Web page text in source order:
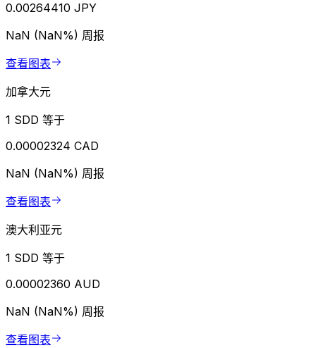
0.00264410 JPY
NaN (NaN%) 周报
查看图表
加拿大元
1 SDD 等于
0.00002324 CAD
NaN (NaN%) 周报
查看图表
澳大利亚元
1 SDD 等于
0.00002360 AUD
NaN (NaN%) 周报
查看图表